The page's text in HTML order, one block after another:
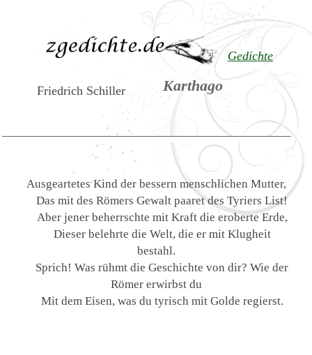
Gedichte
Karthago
Friedrich Schiller
Ausgeartetes Kind der bessern menschlichen Mutter,
Das mit des Römers Gewalt paaret des Tyriers List!
Aber jener beherrschte mit Kraft die eroberte Erde,
Dieser belehrte die Welt, die er mit Klugheit
bestahl.
Sprich! Was rühmt die Geschichte von dir? Wie der
Römer erwirbst du
Mit dem Eisen, was du tyrisch mit Golde regierst.